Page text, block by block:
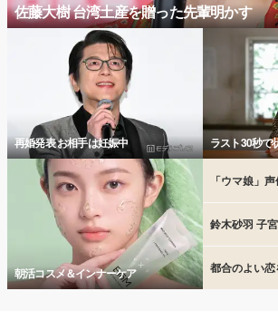
佐藤大樹 台湾土産を贈った先輩明かす
再婚発表 お相手は妊娠中 ラスト30秒で
朝活コスメ＆インナーケア
「ウマ娘」
鈴木砂羽 子
都合のよい